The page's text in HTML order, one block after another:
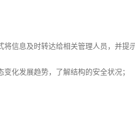
信息及时转达给相关管理人员，并提
化发展趋势，了解结构的安全状况；